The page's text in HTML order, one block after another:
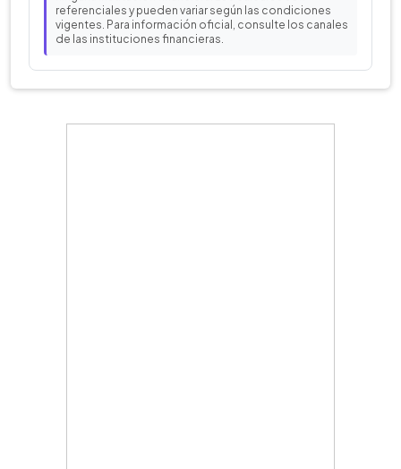
referenciales y pueden variar según las condiciones
vigentes. Para información oficial, consulte los canales
de las instituciones financieras.